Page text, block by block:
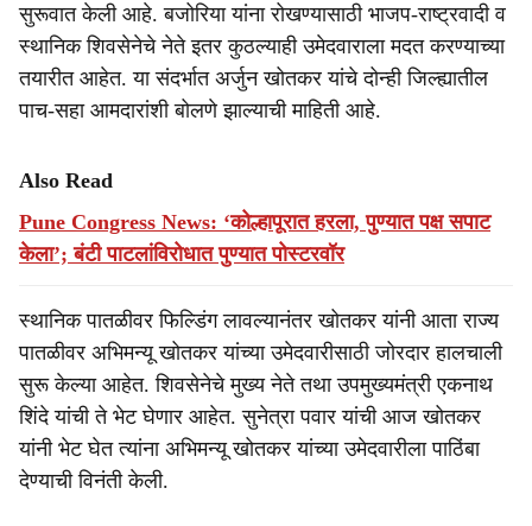
सुरूवात केली आहे. बजोरिया यांना रोखण्यासाठी भाजप-राष्ट्रवादी व
स्थानिक शिवसेनेचे नेते इतर कुठल्याही उमेदवाराला मदत करण्याच्या
तयारीत आहेत. या संदर्भात अर्जुन खोतकर यांचे दोन्ही जिल्ह्यातील
पाच-सहा आमदारांशी बोलणे झाल्याची माहिती आहे.
Also Read
Pune Congress News: ‘कोल्हापूरात हरला, पुण्यात पक्ष सपाट
केला’; बंटी पाटलांविरोधात पुण्यात पोस्टरवॉर
स्थानिक पातळीवर फिल्डिंग लावल्यानंतर खोतकर यांनी आता राज्य
पातळीवर अभिमन्यू खोतकर यांच्या उमेदवारीसाठी जोरदार हालचाली
सुरू केल्या आहेत. शिवसेनेचे मुख्य नेते तथा उपमुख्यमंत्री एकनाथ
शिंदे यांची ते भेट घेणार आहेत. सुनेत्रा पवार यांची आज खोतकर
यांनी भेट घेत त्यांना अभिमन्यू खोतकर यांच्या उमेदवारीला पाठिंबा
देण्याची विनंती केली.